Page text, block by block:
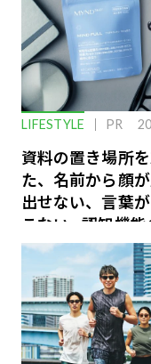
LIFESTYLE PR
資料の置き場所
た、名前から顔
出せない、言葉
こない…認知機能
下を救う、脳の
ーケアとは